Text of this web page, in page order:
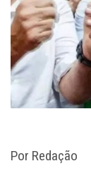
Por Redação